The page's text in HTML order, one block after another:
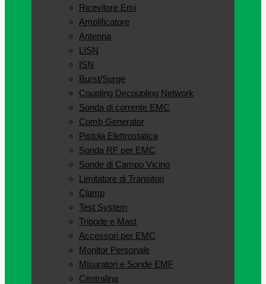
Ricevitore Emi
Amplificatore
Antenna
LISN
ISN
Burst/Surge
Coupling Decoupling Network
Sonda di corrente EMC
Comb Generator
Pistola Elettrostatica
Sonda RF per EMC
Sonde di Campo Vicino
Limitatore di Transitori
Clamp
Test System
Tripode e Mast
Accessori per EMC
Monitor Personale
Misuratori e Sonde EMF
Centralina